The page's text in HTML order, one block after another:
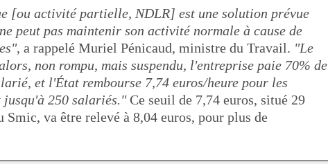
[ou activité partielle, NDLR] est une solution prévue
peut pas maintenir son activité normale à cause de
, a rappelé Muriel Pénicaud, ministre du Travail. "Le
non rompu, mais suspendu, l'entreprise paie 70% de
et l'État rembourse 7,74 euros/heure pour les
jusqu'à 250 salariés."Ce seuil de 7,74 euros, situé 29
Smic, va être relevé à 8,04 euros, pour plus de